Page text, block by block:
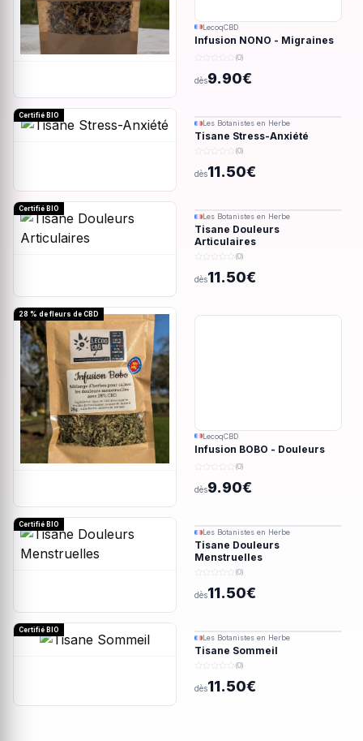
LecoqCBD
Infusion NONO - Migraines
& douleurs - 28g
(0)
dès9.90€
Certifié BIO
Les Botanistes en Herbe
Tisane Stress-Anxiété
(0)
dès11.50€
Certifié BIO
Les Botanistes en Herbe
Tisane Douleurs
Articulaires
(0)
dès11.50€
28 % de fleurs de CBD
LecoqCBD
Infusion BOBO - Douleurs
menstruelles - 28g
(0)
dès9.90€
Certifié BIO
Les Botanistes en Herbe
Tisane Douleurs
Menstruelles
(0)
dès11.50€
Certifié BIO
Les Botanistes en Herbe
Tisane Sommeil
(0)
dès11.50€